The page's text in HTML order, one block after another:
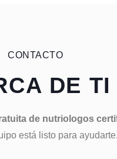
CONTACTO
DE TI
de nutriologos
está listo para ayudarte.